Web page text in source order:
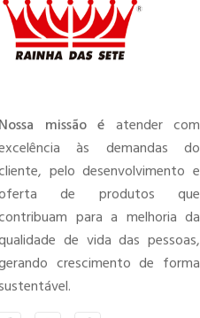
Nossa missão é atender com
às demandas do
pelo desenvolvimento e
de produtos que
para a melhoria da
de vida das pessoas,
crescimento de forma